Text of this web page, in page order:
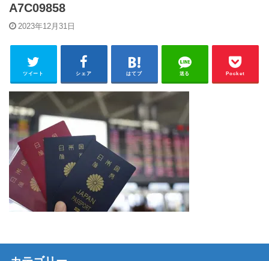
A7C09858
2023年12月31日
ツイート シェア はてブ 送る Pocket